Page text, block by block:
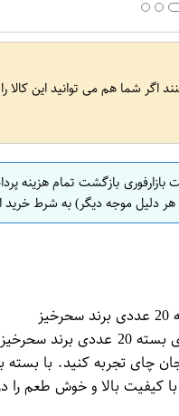
اگر شما هم می توانید این کالا
بازارفوری بازگشت تمام
دلیل موجه دیگر) به شرط خرید
کالای چای سیاه کیسه
چای تجربه کنید. با بسته
بالا و خوش طعم را در